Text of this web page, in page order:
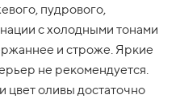
пудрового,
с холодными тонами
и строже. Яркие
не рекомендуется.
цвет оливы достаточно